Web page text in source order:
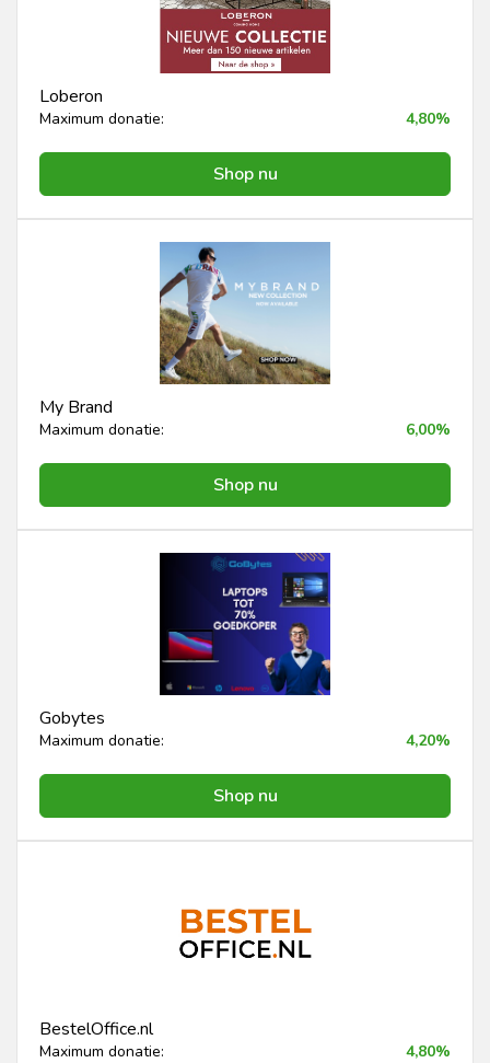
Loberon
Maximum donatie: 4,80%
Shop nu
My Brand
Maximum donatie: 6,00%
Shop nu
Gobytes
Maximum donatie: 4,20%
Shop nu
BestelOffice.nl
Maximum donatie: 4,80%